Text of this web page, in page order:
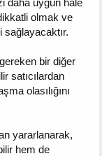
olmak ve
sağlayacaktır.
bir diğer
satıcılardan
olasılığını
yararlanarak,
hem de